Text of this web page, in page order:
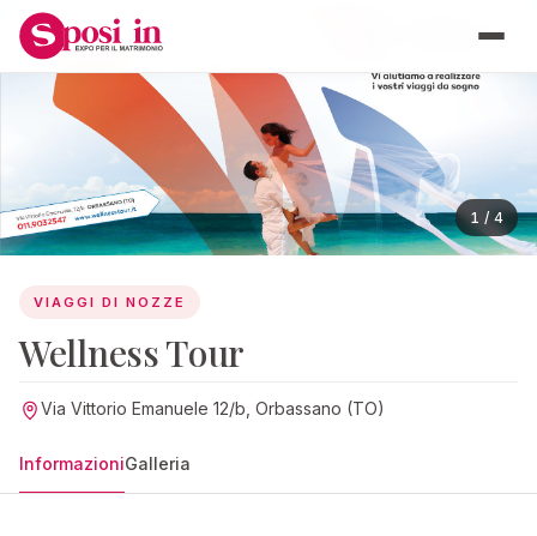
VIAGGI DI NOZZE
1 / 4
VIAGGI DI NOZZE
Wellness Tour
Via Vittorio Emanuele 12/b, Orbassano (TO)
InformazioniGalleria